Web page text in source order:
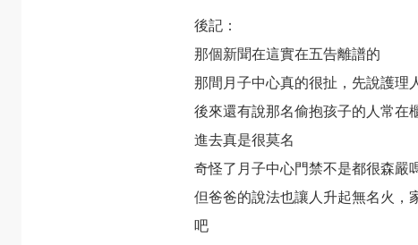
後記：
那個新聞在這實在五告離譜的
那間月子中心真的很扯，先說護理
後來還有說那名偷抱孩子的人常在
進去真是很莫名
奇怪了月子中心門禁不是都很森嚴
但爸爸的說法也讓人升起無名火，
吧